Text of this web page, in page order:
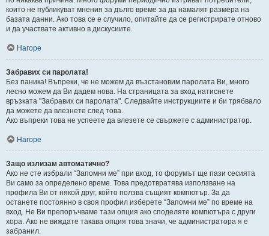
които не публикуват мнения за дълго време за да намалят размера на
базата данни. Ако това се е случило, опитайте да се регистрирате отново
и да участвате активно в дискусиите.
Нагоре
Забравих си паролата!
Без паника! Въпреки, че не можем да възстановим паролата Ви, много
лесно можем да Ви дадем нова. На страницата за вход натиснете
връзката "Забравих си паролата". Следвайте инструкциите и би трябвало
да можете да влезнете след това.
Ако въпреки това не успеете да влезете се свържете с администратор.
Нагоре
Защо излизам автоматично?
Ако не сте избрали “Запомни ме” при вход, то форумът ще пази сесията
Ви само за определено време. Това предотвратява използване на
профила Ви от някой друг, който ползва същият компютър. За да
останете постоянно в своя профил изберете “Запомни ме” по време на
вход. Не Ви препоръчваме тази опция ако споделяте компютъра с други
хора. Ако не виждате такава опция това значи, че администратора я е
забранил.